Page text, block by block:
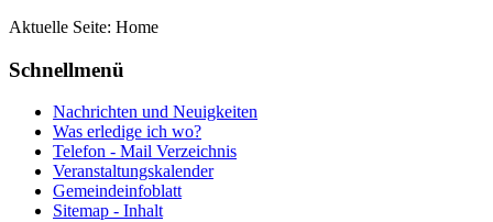
Aktuelle Seite: Home
Schnellmenü
Nachrichten und Neuigkeiten
Was erledige ich wo?
Telefon - Mail Verzeichnis
Veranstaltungskalender
Gemeindeinfoblatt
Sitemap - Inhalt